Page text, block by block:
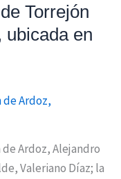
Torrejón
ubicada en
de Ardoz,
Ardoz, Alejandro
Valeriano Díaz; la